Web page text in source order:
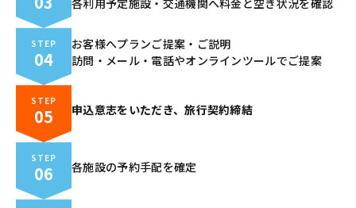
各利用予定施設・交通機関へ料金と空き状況を確認
STEP
04
お客様へプランご提案・ご説明
訪問・メール・電話やオンラインツールでご提案
STEP
05 申込意志をいただき、旅行契約締結
STEP
06 各施設の予約手配を確定